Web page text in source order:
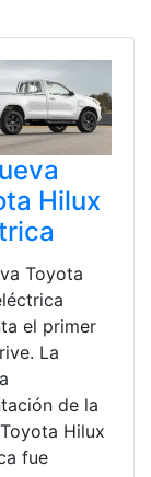
Hilux
Toyota
el primer
La
de la
Hilux
fue